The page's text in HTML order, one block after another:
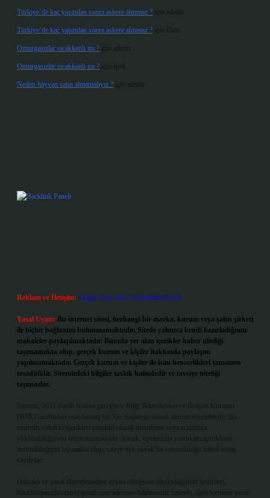
Türkiye’de kaç yaşından sonra askere alınmaz ? için admin
Türkiye’de kaç yaşından sonra askere alınmaz ? için Ekin
Omurgasızlar sıcakkanlı mı ? için admin
Omurgasızlar sıcakkanlı mı ? için İpek
Neden hayvan satın almamalıyız ? için admin
Reklam ve İletişim: Skype: live:.cid.575569c608265c69
Yasal Uyarı: Bu internet sitesi, herhangi bir marka, kurum veya şahıs şirketi
ile hiçbir bağlantısı bulunmamaktadır. Sitede yalnızca kendi hazırladığımız
makaleler paylaşılmaktadır. Burada yer alan içerikler haber niteliği
taşımamakta olup, gerçek kurum ve kişiler hakkında paylaşım
yapılmamaktadır. Gerçek kurum ve kişiler ile isim benzerlikleri tamamen
tesadüfidir. Sitemizdeki bilgiler taslak halindedir ve tavsiye niteliği
taşımazlar.
Sitemiz, 5651 Sayılı Kanun gereğince Bilgi Teknolojileri ve İletişim Kurumu
(BTK) tarafından onaylanmış bir Yer Sağlayıcı olarak hizmet vermektedir. Bu
nedenle, sitedeki içerikleri proaktif olarak denetleme veya araştırma
yükümlülüğümüz bulunmamaktadır. Ancak, üyelerimiz yazdıkları içeriklerin
sorumluluğunu taşımakta olup, siteye üye olarak bu sorumluluğu kabul etmiş
sayılırlar.
Hukuka ve yasal düzenlemelere aykırı olduğunu düşündüğünüz içerikleri,
backlinkpanelicomtr@gmail.com
adresine bildirmeniz halinde, ilgili içerikler yasal